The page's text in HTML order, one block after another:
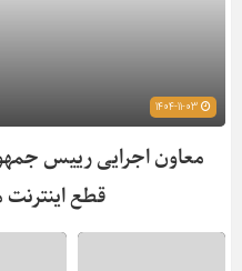
معاون اجرایی رییس
قطع